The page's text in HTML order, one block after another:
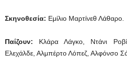
Σκηνοθεσία: Εμίλιο Μαρτίνεθ Λάθαρο.
Παίζουν: Κλάρα Λάγκο, Ντάνι
Ελεχάλδε, Αλμπέρτο Λόπεζ, Αλφόνσο